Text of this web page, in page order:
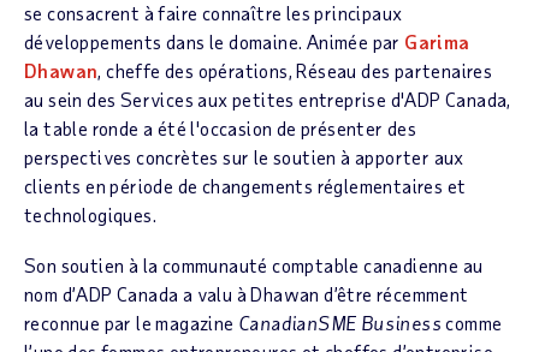
se consacrent à faire connaître les principaux
développements dans le domaine. Animée par Garima
Dhawan, cheffe des opérations, Réseau des partenaires
au sein des Services aux petites entreprise d'ADP Canada,
la table ronde a été l'occasion de présenter des
perspectives concrètes sur le soutien à apporter aux
clients en période de changements réglementaires et
technologiques.
Son soutien à la communauté comptable canadienne au
nom d’ADP Canada a valu à Dhawan d’être récemment
reconnue par le magazine CanadianSME Business comme